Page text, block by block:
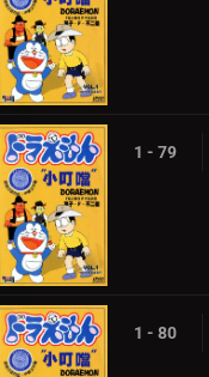
1 - 79
1 - 80